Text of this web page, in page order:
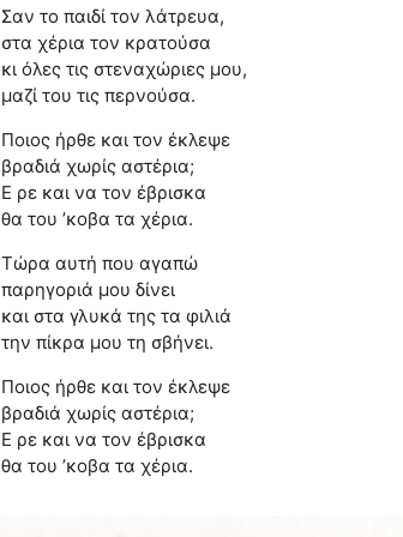
Σαν το παιδί τον λάτρευα,
στα χέρια τον κρατούσα
κι όλες τις στεναχώριες μου,
μαζί του τις περνούσα.
Ποιος ήρθε και τον έκλεψε
βραδιά χωρίς αστέρια;
Ε ρε και να τον έβρισκα
θα του ’κοβα τα χέρια.
Τώρα αυτή που αγαπώ
παρηγοριά μου δίνει
και στα γλυκά της τα φιλιά
την πίκρα μου τη σβήνει.
Ποιος ήρθε και τον έκλεψε
βραδιά χωρίς αστέρια;
Ε ρε και να τον έβρισκα
θα του ’κοβα τα χέρια.